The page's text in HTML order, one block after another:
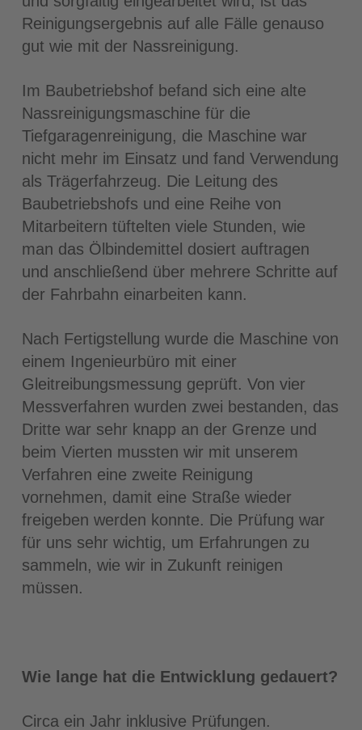
Reinigungsergebnis auf alle Fälle genauso
gut wie mit der Nassreinigung.
Im Baubetriebshof befand sich eine alte
Nassreinigungsmaschine für die
Tiefgaragenreinigung, die Maschine war
nicht mehr im Einsatz und fand Verwendung
als Trägerfahrzeug. Die Leitung des
Baubetriebshofs und eine Reihe von
Mitarbeitern tüftelten viele Stunden, wie
man das Ölbindemittel dosiert auftragen
und anschließend über mehrere Schritte auf
der Fahrbahn einarbeiten kann.
Nach Fertigstellung wurde die Maschine von
einem Ingenieurbüro mit einer
Gleitreibungsmessung geprüft. Von vier
Messverfahren wurden zwei bestanden, das
Dritte war sehr knapp an der Grenze und
beim Vierten mussten wir mit unserem
Verfahren eine zweite Reinigung
vornehmen, damit eine Straße wieder
freigeben werden konnte. Die Prüfung war
für uns sehr wichtig, um Erfahrungen zu
sammeln, wie wir in Zukunft reinigen
müssen.
Wie lange hat die Entwicklung gedauert?
Circa ein Jahr inklusive Prüfungen.